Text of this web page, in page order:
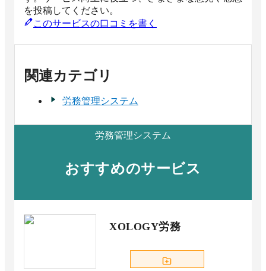
を投稿してください。
このサービスの口コミを書く
関連カテゴリ
労務管理システム
労務管理システム
おすすめのサービス
XOLOGY労務